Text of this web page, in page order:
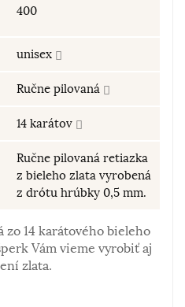
400
unisex
Ručne pilovaná
14 karátov
Ručne pilovaná retiazka
z bieleho zlata vyrobená
z drótu hrúbky 0,5 mm.
14 karátového bieleho
Vám vieme vyrobiť aj
zlata.